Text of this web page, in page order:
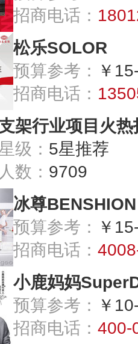
招商电话：
松乐SOLOR
预算参考：
￥
招商电话：
架行业项目火热
级： 5星推荐
数： 9709
冰尊BENSHION
预算参考：
￥
招商电话：
小鹿妈妈
预算参考：
￥
招商电话： 400-